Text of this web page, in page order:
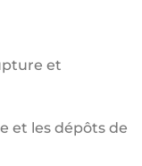
et
et les dépôts de